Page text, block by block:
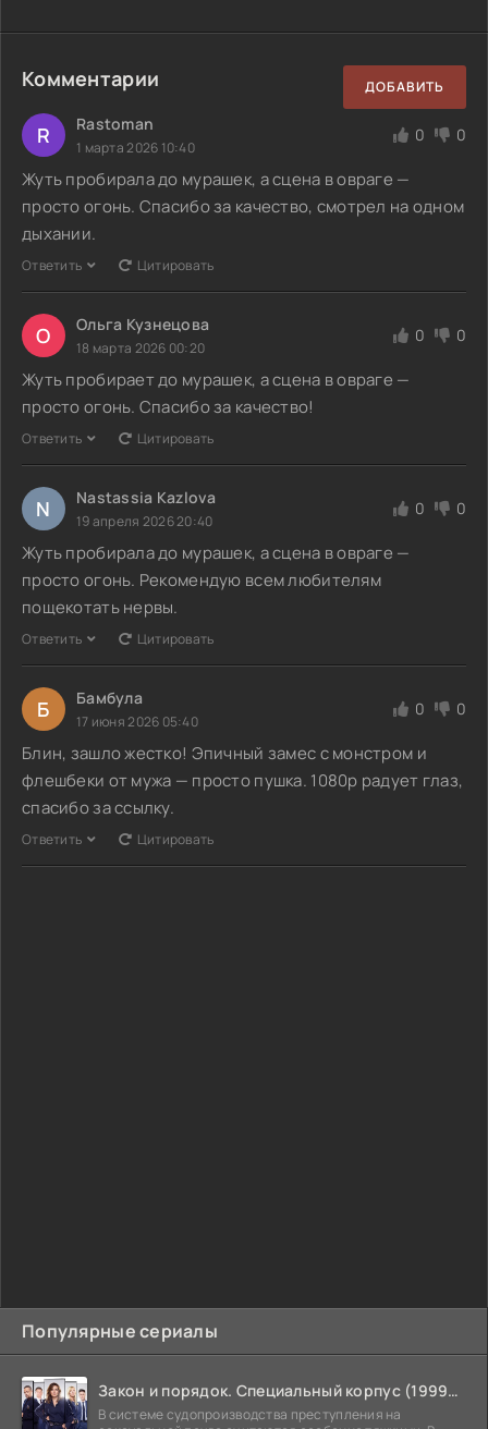
Популярные сериалы
Закон и порядок. Специальный корпус (1999-2026)
В системе судопроизводства преступления на
Комментарии ДОБАВИТЬ
R Rastoman
1 марта 2026 10:40
0 0
Жуть пробирала до мурашек, а сцена в овраге —
просто огонь. Спасибо за качество, смотрел на одном
дыхании.
Ответить Цитировать
О Ольга Кузнецова
18 марта 2026 00:20
0 0
Жуть пробирает до мурашек, а сцена в овраге —
просто огонь. Спасибо за качество!
Ответить Цитировать
N Nastassia Kazlova
19 апреля 2026 20:40
0 0
Жуть пробирала до мурашек, а сцена в овраге —
просто огонь. Рекомендую всем любителям
пощекотать нервы.
Ответить Цитировать
Б Бамбула
17 июня 2026 05:40
0 0
Блин, зашло жестко! Эпичный замес с монстром и
флешбеки от мужа — просто пушка. 1080p радует глаз,
спасибо за ссылку.
Ответить Цитировать